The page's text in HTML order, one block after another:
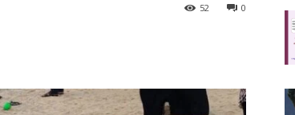
0
52